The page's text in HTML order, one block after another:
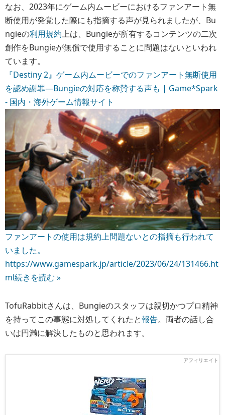
なお、2023年にゲーム内ムービーにおけるファンアート無
断使用が発覚した際にも指摘する声が見られましたが、Bu
ngieの利用規約上は、Bungieが所有するコンテンツの二次
創作をBungieが無償で使用することに問題はないといわれ
ています。
『Destiny 2』ゲーム内ムービーでのファンアート無断使用
を認め謝罪―Bungieの対応を称賛する声も | Game*Spark
- 国内・海外ゲーム情報サイト
ファンアートの使用は規約上問題ないとの指摘も行われて
いました。
https://www.gamespark.jp/article/2023/06/24/131466.ht
ml続きを読む »
TofuRabbitさんは、Bungieのスタッフは親切かつプロ精神
を持ってこの事態に対処してくれたと報告。両者の話し合
いは円満に解決したものと思われます。